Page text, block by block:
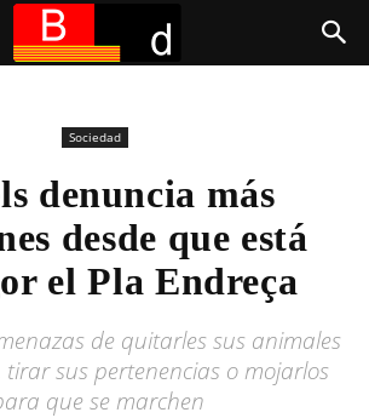
Sociedad
denuncia más
desde que está
el Pla Endreça
de quitarles sus animales
sus pertenencias o mojarlos
que se marchen